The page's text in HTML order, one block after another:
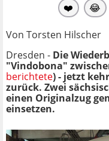
❤️ 😂
Von Torsten Hilscher
Dresden - Die
"Vindobona"
berichtete) - jetzt
zurück. Zwei
einen Originalzug
einsetzen.